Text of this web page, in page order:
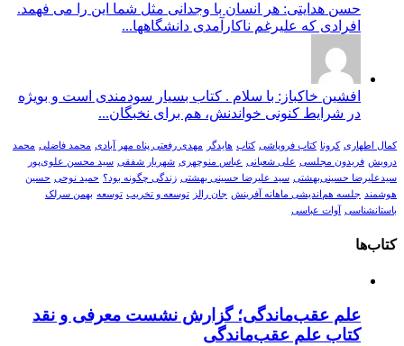
حسن هدایتی: هر انسان با وجدانی مثل شما این را می فهمد.
افرادی که علیرغم ناکارآمدی دانشگاهها...
افشین خاکباز: با سلام . کتاب بسیار سودمندی است و بویژه
در شرایط کنونی خواندنش، هم برای نخبگان...
کمال اطهاری کرونا کتاب فروپاشی کتاب هایدگر مهدی رفعتی پناه مهر آبادی محمد فاضلی محمد
درویش فریدون مجلسی علی شعبانی عباس منوچهری شهریار شفقی سید محسن علوی‌پور
سیدعلیرضا حسینی‌بهشتی سید علیرضا حسینی بهشتی زندگی چگونه بود؟ حمید نوحی حسین
هوشمند
جلسه هم‌اندیشی ماهانه آفرینش جان رالز توسعه و تخریب توسعه بهمن سرلک
باستانشناسی
آوات عباسی
کتاب‌ها
علم عقب‌ماندگی؛ گزارش نشست معرفی و نقد
کتاب علم عقب‌ماندگی